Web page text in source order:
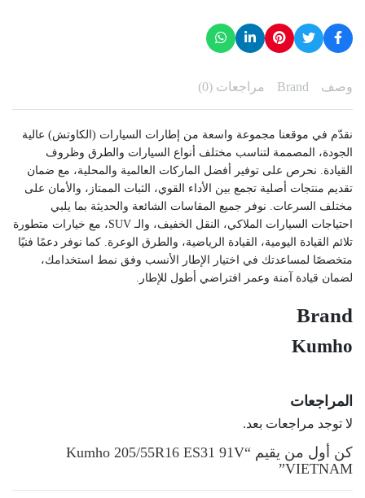
وصف Brand مراجعات (0)
نقدّم في موقعنا مجموعة واسعة من إطارات السيارات (الكاوتش) عالية
الجودة، المصممة لتناسب مختلف أنواع السيارات والطرق وظروف
القيادة. نحرص على توفير أفضل الماركات العالمية والمحلية، مع ضمان
تقديم منتجات أصلية تجمع بين الأداء القوي، الثبات الممتاز، والأمان على
مختلف السرعات. نوفر جميع المقاسات الشائعة والحديثة بما يلبي
احتياجات السيارات الملاكي، النقل الخفيف، والـ SUV، مع خيارات متطورة
تلائم القيادة اليومية، القيادة الرياضية، والطرق الوعرة. كما نوفر دعمًا فنيًا
متخصصًا لمساعدتك في اختيار الإطار الأنسب وفق نمط استخدامك،
لضمان قيادة آمنة وعمر افتراضي أطول للإطار.
Brand
Kumho
المراجعات
لا توجد مراجعات بعد.
كن أول من يقيم “Kumho 205/55R16 ES31 91V
VIETNAM”